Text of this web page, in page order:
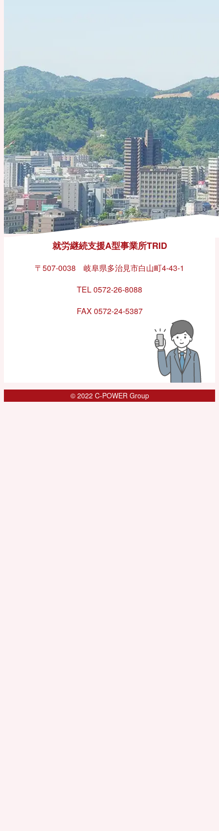
就労継続支援A型事業所TRID
〒507-0038 岐阜県多治見市白山町4-43-1
TEL 0572-26-8088
FAX 0572-24-5387
© 2022 C-POWER Group